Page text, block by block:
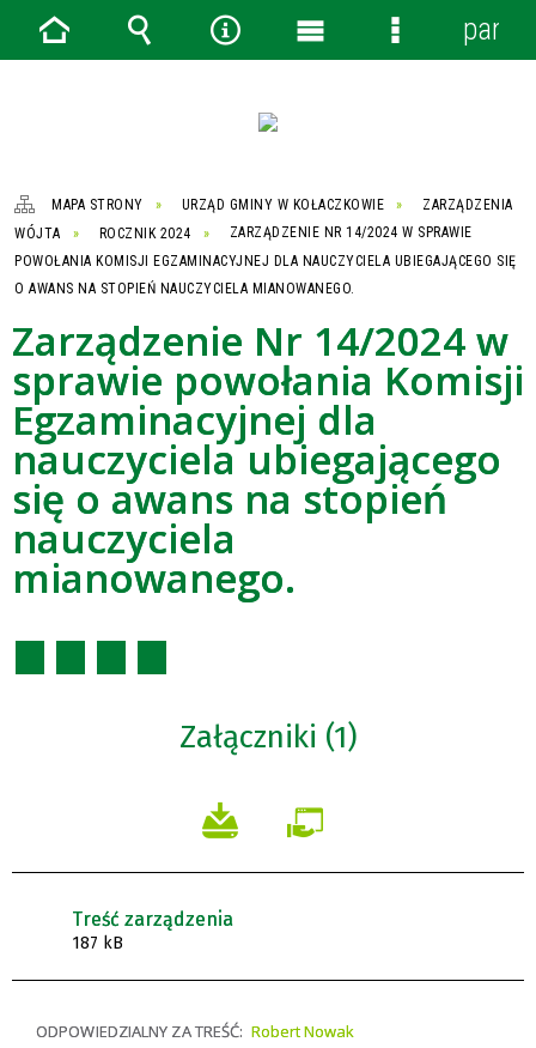
MAPA STRONY URZĄD GMINY W KOŁACZKOWIE
ZARZĄDZENIA
WÓJTA
ROCZNIK 2024
ZARZĄDZENIE NR 14/2024 W SPRAWIE
POWOŁANIA KOMISJI EGZAMINACYJNEJ DLA NAUCZYCIELA UBIEGAJĄCEGO SIĘ
O AWANS NA STOPIEŃ NAUCZYCIELA MIANOWANEGO.
Zarządzenie Nr 14/2024 w
sprawie powołania Komisji
Egzaminacyjnej dla
nauczyciela ubiegającego
się o awans na stopień
nauczyciela
mianowanego.
Załączniki (1)
Treść zarządzenia
187 kB
ODPOWIEDZIALNY ZA TREŚĆ: Robert Nowak
Strona Wyszukiwarka
NarzędziaMenu
Menu
panel